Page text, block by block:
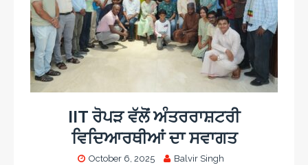
IIT ਰੋਪੜ ਵੱਲੋਂ ਅੰਤਰਰਾਸ਼ਟਰੀ
ਵਿਦਿਆਰਥੀਆਂ ਦਾ ਸਵਾਗਤ
October 6, 2025 Balvir Singh